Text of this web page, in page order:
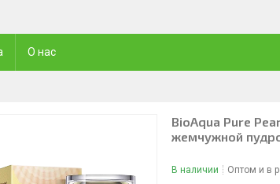
О нас
BioAqua Pure
жемчужной
В наличии Оптом и в